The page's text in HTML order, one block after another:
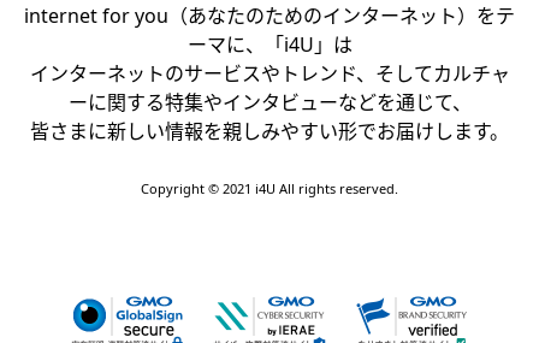
internet for you（あなたのためのインターネット）をテ
ーマに、「i4U」は
インターネットのサービスやトレンド、そしてカルチャ
ーに関する特集やインタビューなどを通じて、
皆さまに新しい情報を親しみやすい形でお届けします。
Copyright © 2021 i4U All rights reserved.